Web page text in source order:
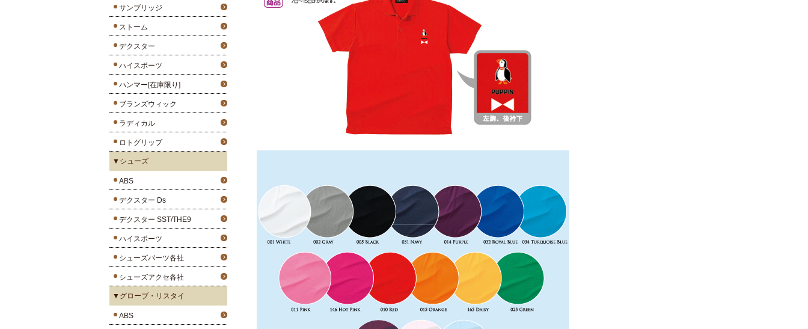
サンブリッジ
ストーム
デクスター
ハイスポーツ
ハンマー[在庫限り]
ブランズウィック
ラディカル
ロトグリップ
▼シューズ
ABS
デクスター Ds
デクスター SST/THE9
ハイスポーツ
シューズパーツ各社
シューズアクセ各社
▼グローブ・リスタイ
ABS